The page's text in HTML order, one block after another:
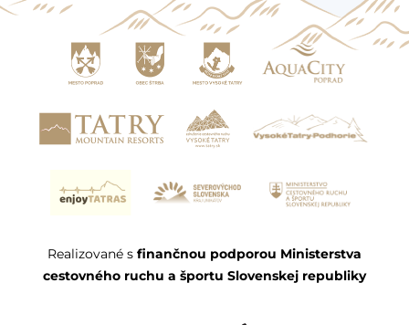
Realizované s finančnou podporou Ministerstva
cestovného ruchu a športu Slovenskej republiky